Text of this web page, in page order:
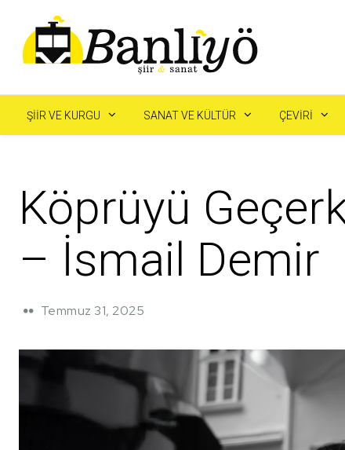
ŞIIR VE KURGU SANAT VE KÜLTÜR ÇEVIRI
Köprüyü
– İsmail Demir
Temmuz 31, 2025